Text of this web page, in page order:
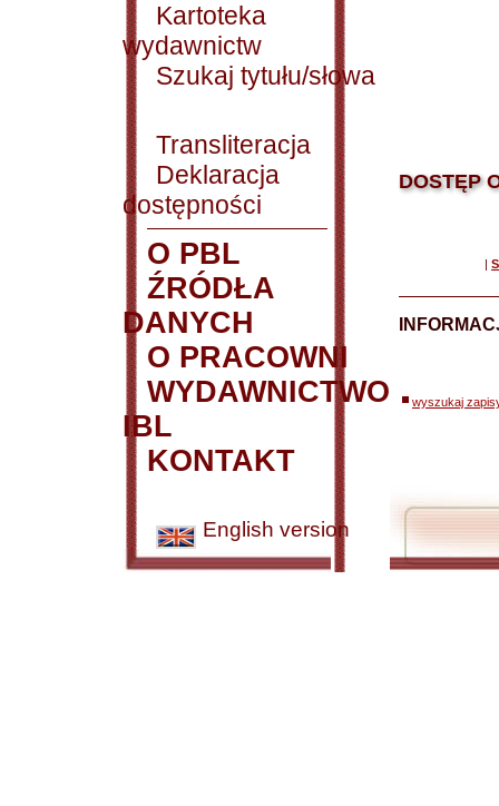
Kartoteka
wydawnictw
Szukaj tytułu/słowa
Transliteracja
Deklaracja
dostępności
O PBL
ŹRÓDŁA
DANYCH
O PRACOWNI
WYDAWNICTWO
IBL
KONTAKT
English version
DOSTĘP
|
wyszukaj